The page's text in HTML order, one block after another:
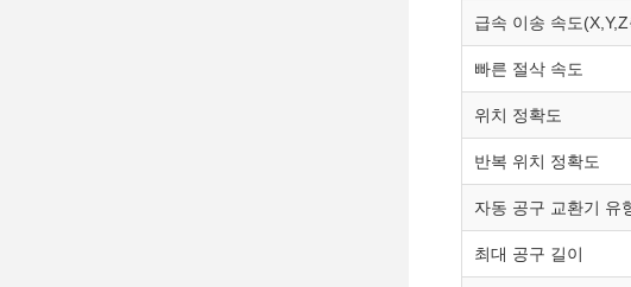
급속 이송 속도
빠른 절삭 속도
위치 정확도
반복 위치 정확도
자동 공구 교환기 유
최대 공구 길이